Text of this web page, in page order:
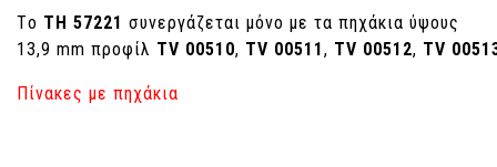
Τo ΤΗ 57221 συνεργάζεται μόνο με τα πηχάκια ύψους
13,9 mm προφίλ TV 00510, TV 00511, TV 00512, TV
Πίνακες με πηχάκια